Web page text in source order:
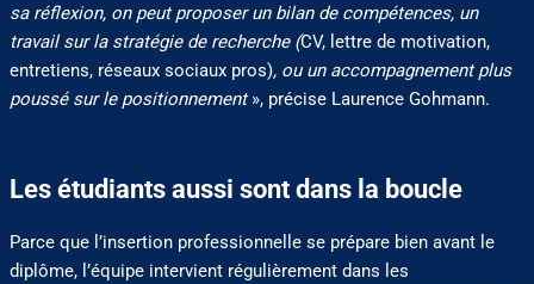
sa réflexion, on peut proposer un bilan de compétences, un
travail sur la stratégie de recherche (CV, lettre de motivation,
entretiens, réseaux sociaux pros), ou un accompagnement plus
poussé sur le positionnement», précise Laurence Gohmann.
Les étudiants aussi sont dans la boucle
Parce que l’insertion professionnelle se prépare bien avant le
diplôme, l’équipe intervient régulièrement dans les